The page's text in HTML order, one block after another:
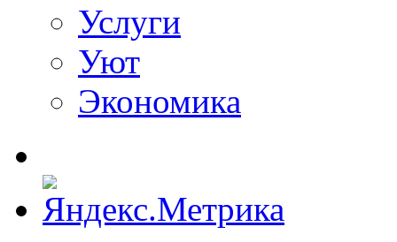
Услуги
Уют
Экономика